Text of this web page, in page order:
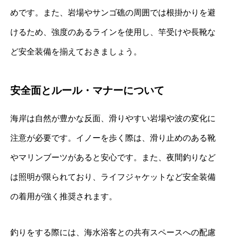
めです。また、岩場やサンゴ礁の周囲では根掛かりを避
けるため、強度のあるラインを使用し、竿受けや長靴な
ど安全装備を揃えておきましょう。
安全面とルール・マナーについて
海岸は自然が豊かな反面、滑りやすい岩場や波の変化に
注意が必要です。イノーを歩く際は、滑り止めのある靴
やマリンブーツがあると安心です。また、夜間釣りなど
は照明が限られており、ライフジャケットなど安全装備
の着用が強く推奨されます。
釣りをする際には、海水浴客との共有スペースへの配慮